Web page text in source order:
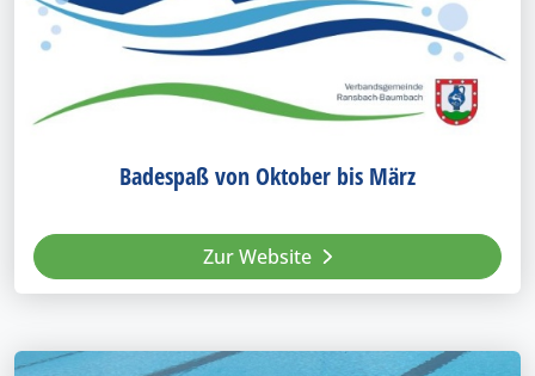
Badespaß von Oktober bis März
Zur Website